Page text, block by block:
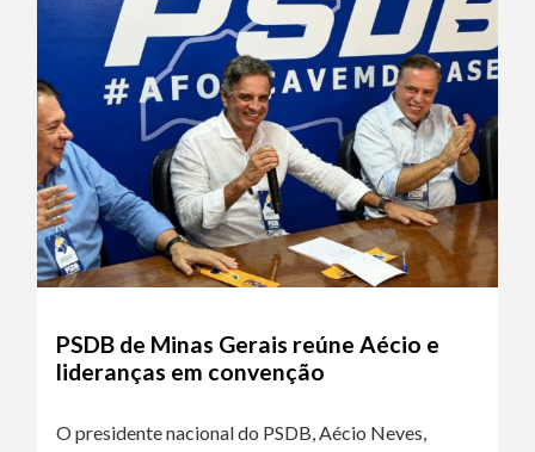
PSDB de Minas Gerais reúne Aécio e
lideranças em convenção
O presidente nacional do PSDB, Aécio Neves,